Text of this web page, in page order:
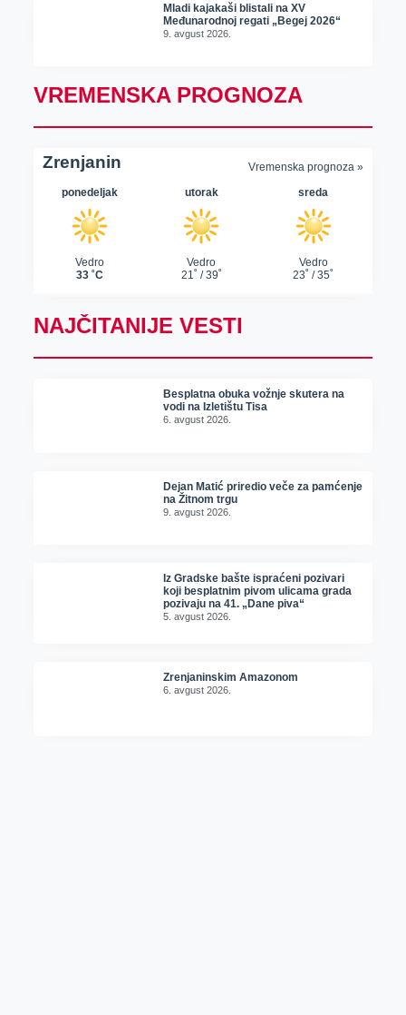
Mladi kajakaši blistali na XV
Međunarodnoj regati „Begej 2026“
9. avgust 2026.
VREMENSKA PROGNOZA
NAJČITANIJE VESTI
Besplatna obuka vožnje skutera na
vodi na Izletištu Tisa
6. avgust 2026.
Dejan Matić priredio veče za pamćenje
na Žitnom trgu
9. avgust 2026.
Iz Gradske bašte ispraćeni pozivari
koji besplatnim pivom ulicama grada
pozivaju na 41. „Dane piva“
5. avgust 2026.
Zrenjaninskim Amazonom
6. avgust 2026.